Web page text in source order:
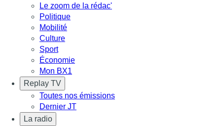
Le zoom de la rédac'
Politique
Mobilité
Culture
Sport
Économie
Mon BX1
Replay TV
Toutes nos émissions
Dernier JT
La radio